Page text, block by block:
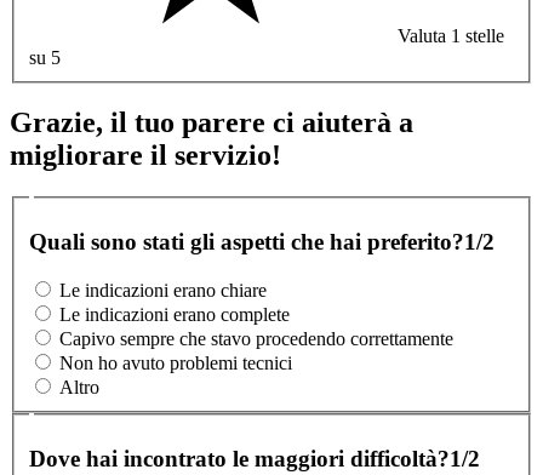
Valuta 1 stelle
su 5
Grazie, il tuo parere ci aiuterà a
migliorare il servizio!
Quali sono stati gli aspetti che hai preferito?1/2
Le indicazioni erano chiare
Le indicazioni erano complete
Capivo sempre che stavo procedendo correttamente
Non ho avuto problemi tecnici
Altro
Dove hai incontrato le maggiori difficoltà?1/2